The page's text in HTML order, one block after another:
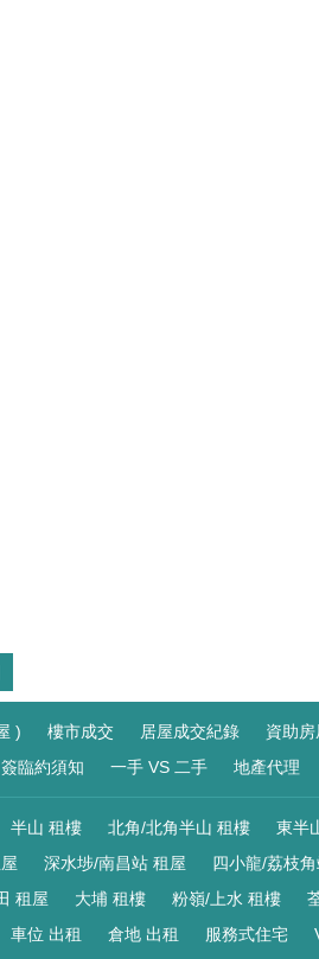
) 樓市成交 居屋成交紀錄 資助
簽臨約須知 一手 VS 二手 地產代理
半山 租樓 北角/北角半山 租樓 東半
深水埗/南昌站 租屋 四小龍/荔枝
租屋 大埔 租樓 粉嶺/上水 租樓
車位 出租 倉地 出租 服務式住宅